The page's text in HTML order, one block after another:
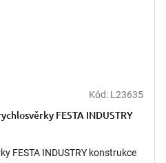
Kód: L23635
FESTA INDUSTRY
FESTA INDUSTRY konstrukce